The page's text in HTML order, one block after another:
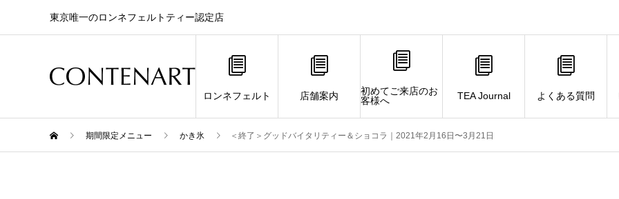
東京唯一のロンネフェルトティー認定店
ロンネフェルト 店舗案内
初めてご来店のお
客様へ
TEA Journal よくある質問
期間限定メニュー かき氷 ＜終了＞グッドバイタリティー＆ショコラ｜2021年2月16日〜3月21日